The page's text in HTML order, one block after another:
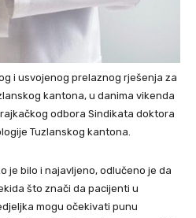
i usvojenog prelaznog rješenja za
kantona, u danima vikenda
odbora Sindikata doktora
Tuzlanskog kantona.
je bilo i najavljeno, odlučeno je da
što znači da pacijenti u
mogu očekivati punu